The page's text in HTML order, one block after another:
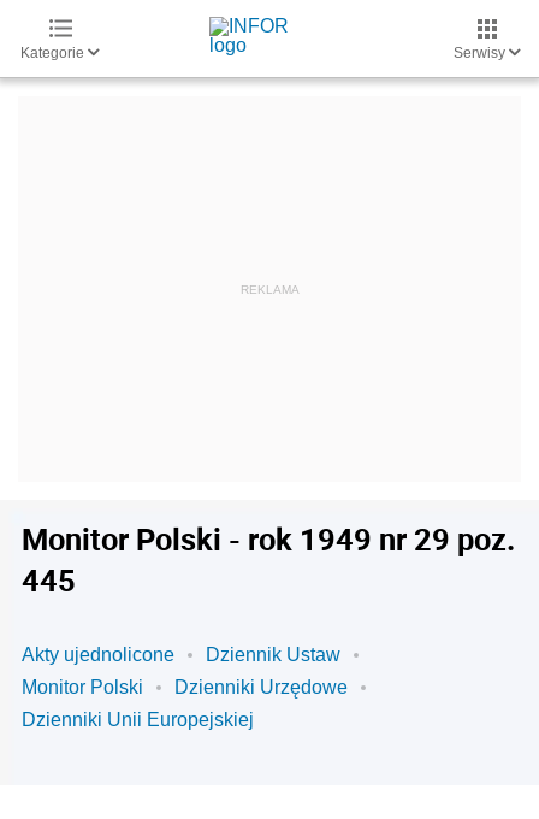
Kategorie Serwisy
Monitor Polski - rok 1949 nr 29 poz.
445
Akty ujednolicone
Dziennik Ustaw
Monitor Polski
Dzienniki Urzędowe
Dzienniki Unii Europejskiej